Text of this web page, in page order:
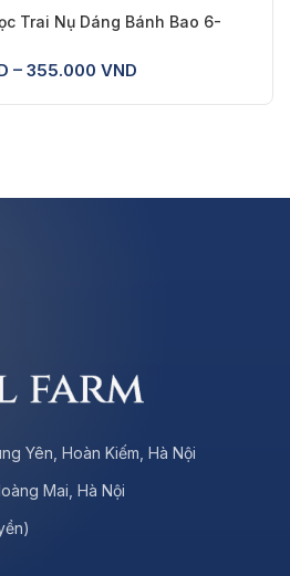
Trai Nụ Dáng Bánh Bao 6-
– 355.000 VND
Yên, Hoàn Kiếm, Hà Nội
Mai, Hà Nội